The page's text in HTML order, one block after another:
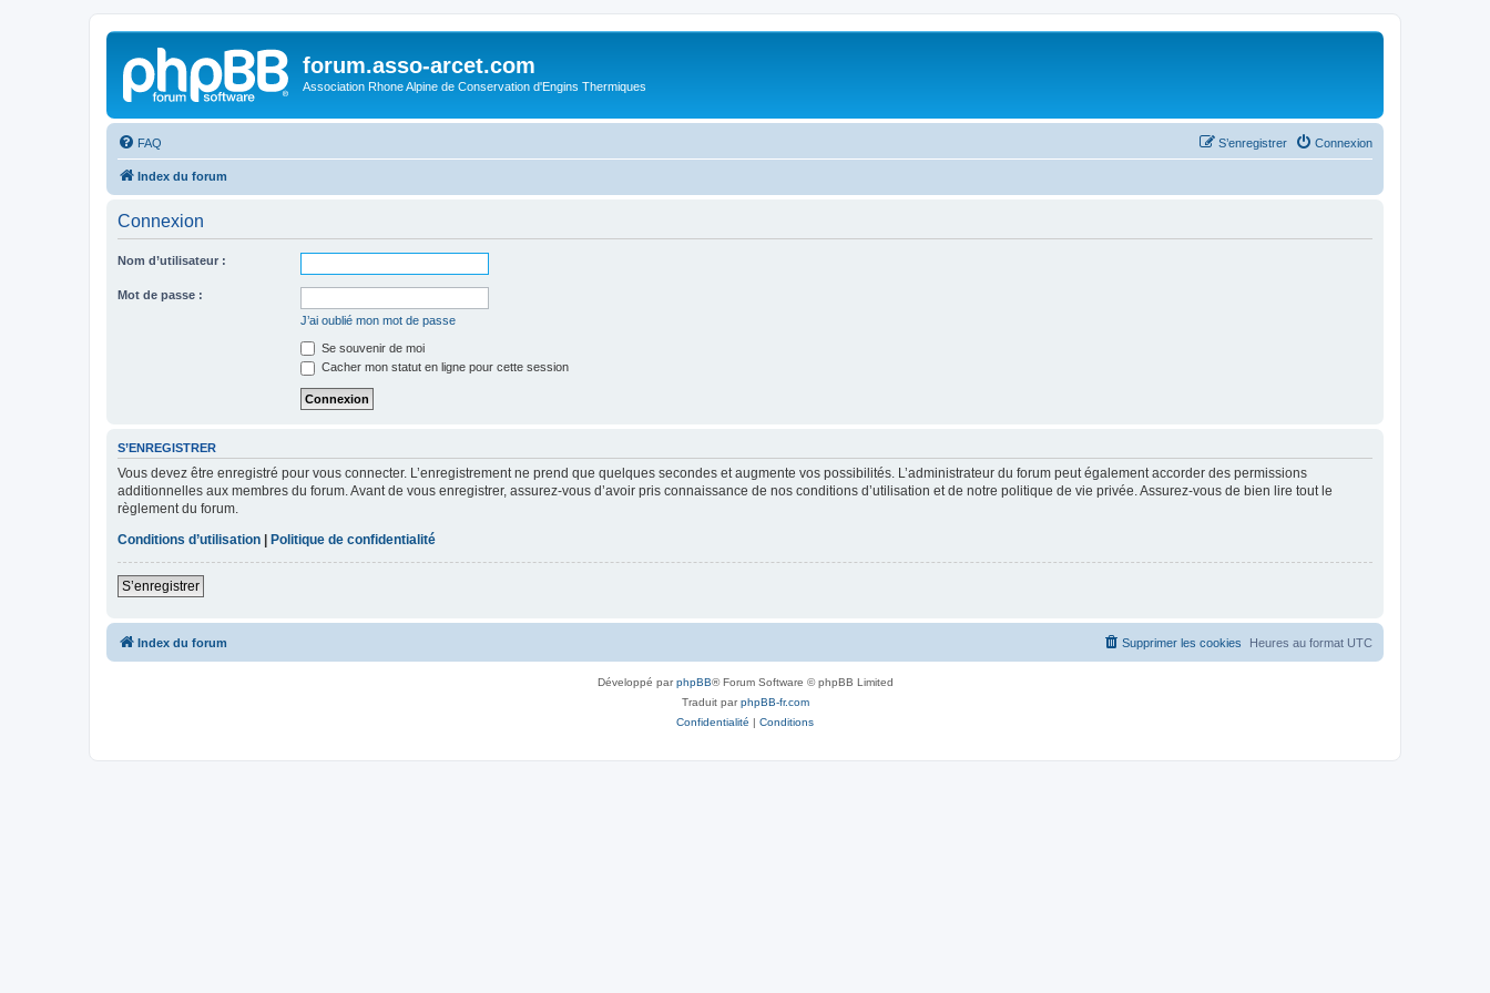
forum.asso-arcet.com
Association Rhone Alpine de Conservation d'Engins Thermiques
FAQ Connexion
S’enregistrer
Index du forum
Connexion
Nom d’utilisateur :
Mot de passe :
J’ai oublié mon mot de passe
Se souvenir de moi
Cacher mon statut en ligne pour cette session
S’ENREGISTRER
Vous devez être enregistré pour vous connecter. L’enregistrement ne prend que quelques secondes et augmente vos possibilités. L’administrateur du forum peut également accorder des permissions
additionnelles aux membres du forum. Avant de vous enregistrer, assurez-vous d’avoir pris connaissance de nos conditions d’utilisation et de notre politique de vie privée. Assurez-vous de bien lire tout le
règlement du forum.
Conditions d’utilisation
Politique de confidentialité
S’enregistrer
Index du forum Heures au format UTC
Supprimer les cookies
Développé parphpBB® Forum Software © phpBB Limited
Traduit parphpBB-fr.com
Confidentialité | Conditions